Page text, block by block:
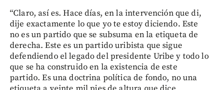
“Claro, así es. Hace días, en la intervención que di,
dije exactamente lo que yo te estoy diciendo. Este
no es un partido que se subsuma en la etiqueta de
derecha. Este es un partido uribista que sigue
defendiendo el legado del presidente Uribe y todo lo
que se ha construido en la existencia de este
partido. Es una doctrina política de fondo, no una